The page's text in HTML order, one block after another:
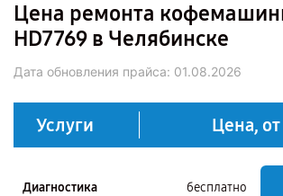
Цена ремонта
HD7769 в Челябинске
Дата обновления прайса: 01.08.2026
Услуги Цена, от
Диагностика бесплатно